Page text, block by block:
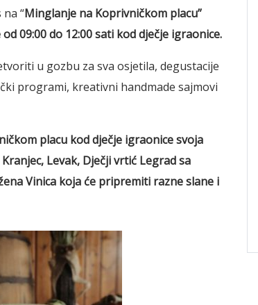
“Minglanje na Koprivničkom placu”
od 09:00 do 12:00 sati kod dječje igraonice.
u gozbu za sva osjetila, degustacije
programi, kreativni handmade sajmovi
placu kod dječje igraonice svoja
Levak, Dječji vrtić Legrad sa
Vinica koja će pripremiti razne slane i